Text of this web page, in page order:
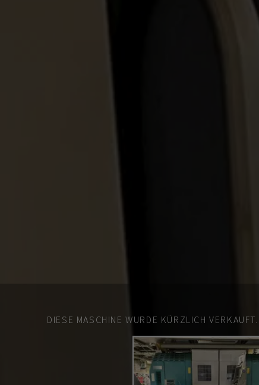
DIESE MASCHINE WURDE KÜRZLICH VERKAUFT.